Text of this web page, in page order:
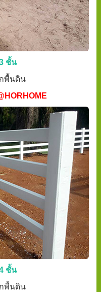
ชั้น
พื้นดิน
ชั้น
พื้นดิน